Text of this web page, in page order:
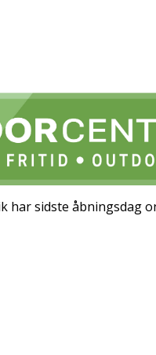
har sidste åbningsdag